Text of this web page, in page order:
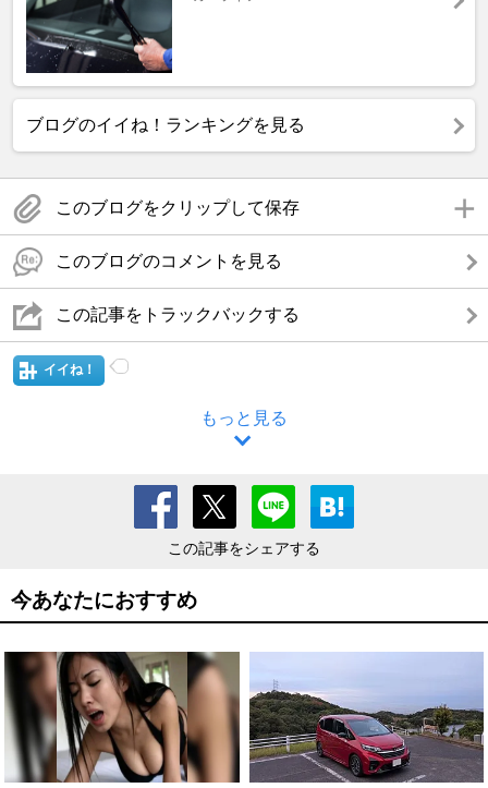
ブログのイイね！ランキングを見る
このブログをクリップして保存
このブログのコメントを見る
この記事をトラックバックする
イイね！
もっと見る
この記事をシェアする
今あなたにおすすめ